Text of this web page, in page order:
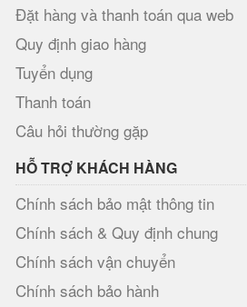
Đặt hàng và thanh toán qua web
Quy định giao hàng
Tuyển dụng
Thanh toán
Câu hỏi thường gặp
HỖ TRỢ KHÁCH HÀNG
Chính sách bảo mật thông tin
Chính sách & Quy định chung
Chính sách vận chuyển
Chính sách bảo hành